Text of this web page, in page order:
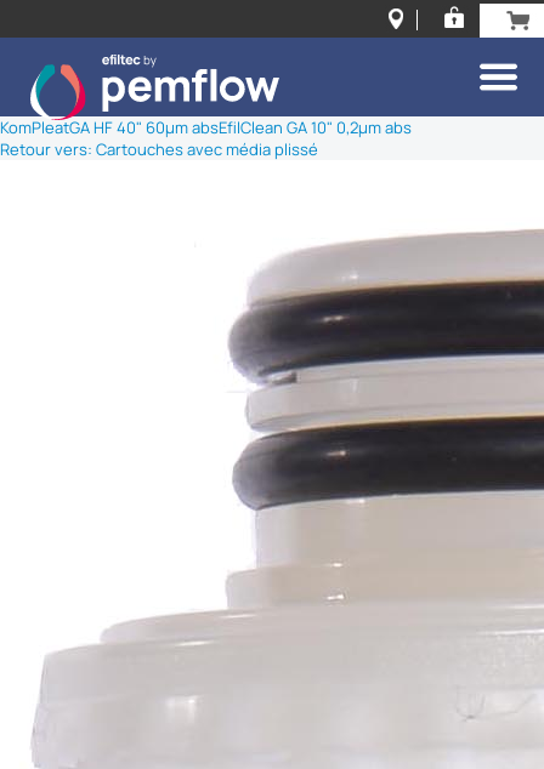
KomPleatGA HF 40" 60µm absEfilClean GA 10" 0,2µm abs
Retour vers: Cartouches avec média plissé